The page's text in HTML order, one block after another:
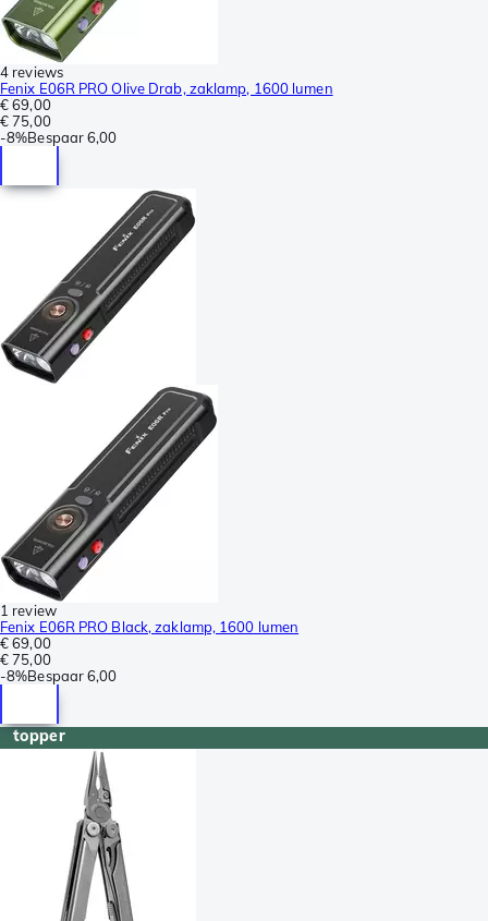
4 reviews
Fenix E06R PRO Olive Drab, zaklamp, 1600 lumen
€ 69,00
€ 75,00
-8%Bespaar6,00
1 review
Fenix E06R PRO Black, zaklamp, 1600 lumen
€ 69,00
€ 75,00
-8%Bespaar6,00
topper